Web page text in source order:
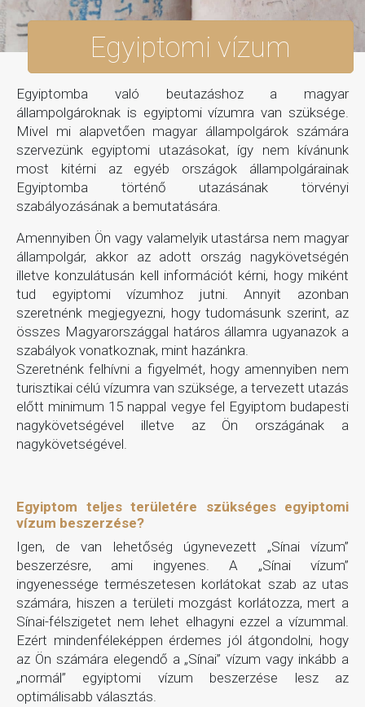
Egyiptomi vízum
Egyiptomba való beutazáshoz a magyar
állampolgároknak is egyiptomi vízumra van szüksége.
Mivel mi alapvetően magyar állampolgárok számára
szervezünk egyiptomi utazásokat, így nem kívánunk
most kitérni az egyéb országok állampolgárainak
Egyiptomba történő utazásának törvényi
szabályozásának a bemutatására.
Amennyiben Ön vagy valamelyik utastársa nem magyar
állampolgár, akkor az adott ország nagykövetségén
illetve konzulátusán kell információt kérni, hogy miként
tud egyiptomi vízumhoz jutni. Annyit azonban
szeretnénk megjegyezni, hogy tudomásunk szerint, az
összes Magyarországgal határos államra ugyanazok a
szabályok vonatkoznak, mint hazánkra.
Szeretnénk felhívni a figyelmét, hogy amennyiben nem
turisztikai célú vízumra van szüksége, a tervezett utazás
előtt minimum 15 nappal vegye fel Egyiptom budapesti
nagykövetségével illetve az Ön országának a
nagykövetségével.
Egyiptom teljes területére szükséges egyiptomi
vízum beszerzése?
Igen, de van lehetőség úgynevezett „Sínai vízum”
beszerzésre, ami ingyenes. A „Sínai vízum”
ingyenessége természetesen korlátokat szab az utas
számára, hiszen a területi mozgást korlátozza, mert a
Sínai-félszigetet nem lehet elhagyni ezzel a vízummal.
Ezért mindenféleképpen érdemes jól átgondolni, hogy
az Ön számára elegendő a „Sínai” vízum vagy inkább a
„normál” egyiptomi vízum beszerzése lesz az
optimálisabb választás.